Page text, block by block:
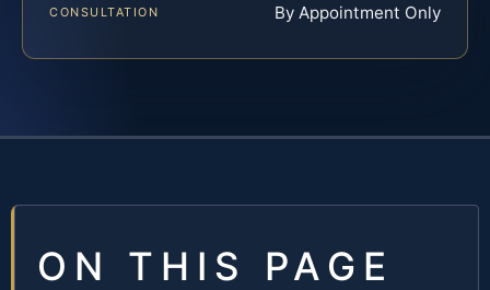
CONSULTATION By Appointment Only
ON THIS PAGE